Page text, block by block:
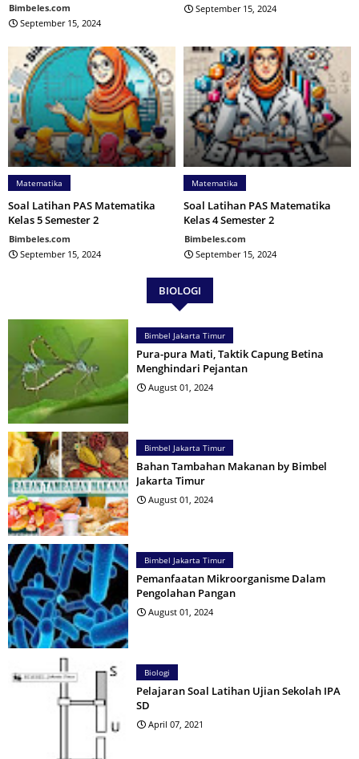
Bimbeles.com
September 15, 2024
September 15, 2024
Matematika
Soal Latihan PAS Matematika
Kelas 5 Semester 2
Bimbeles.com
September 15, 2024
Matematika
Soal Latihan PAS Matematika
Kelas 4 Semester 2
Bimbeles.com
September 15, 2024
BIOLOGI
Bimbel Jakarta Timur
Pura-pura Mati, Taktik Capung Betina
Menghindari Pejantan
August 01, 2024
Bimbel Jakarta Timur
Bahan Tambahan Makanan by Bimbel
Jakarta Timur
August 01, 2024
Bimbel Jakarta Timur
Pemanfaatan Mikroorganisme Dalam
Pengolahan Pangan
August 01, 2024
Biologi
Pelajaran Soal Latihan Ujian Sekolah IPA
SD
April 07, 2021